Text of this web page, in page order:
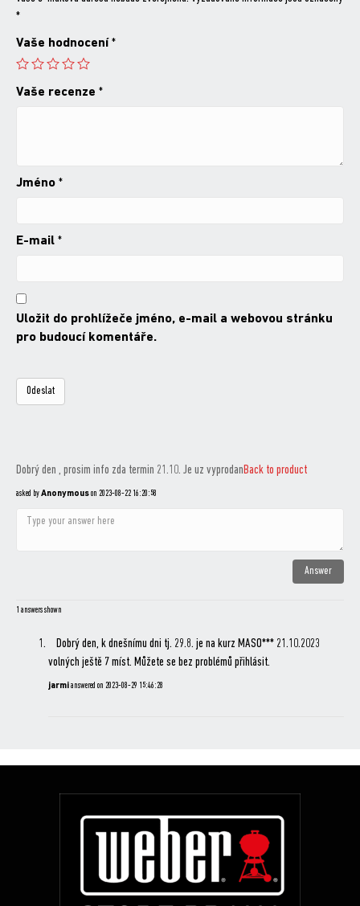
*
Vaše hodnocení*
Vaše recenze *
Jméno *
E-mail *
Uložit do prohlížeče jméno, e-mail a webovou stránku
pro budoucí komentáře.
Dobrý den , prosim info zda termin 21.10. Je uz vyprodanBack to product
asked byAnonymouson 2023-08-22 16:20:58
1 answers shown
Dobrý den, k dnešnímu dni tj. 29.8. je na kurz MASO*** 21.10.2023
volných ještě 7 míst. Můžete se bez problémů přihlásit.
jarmianswered on 2023-08-29 15:46:28